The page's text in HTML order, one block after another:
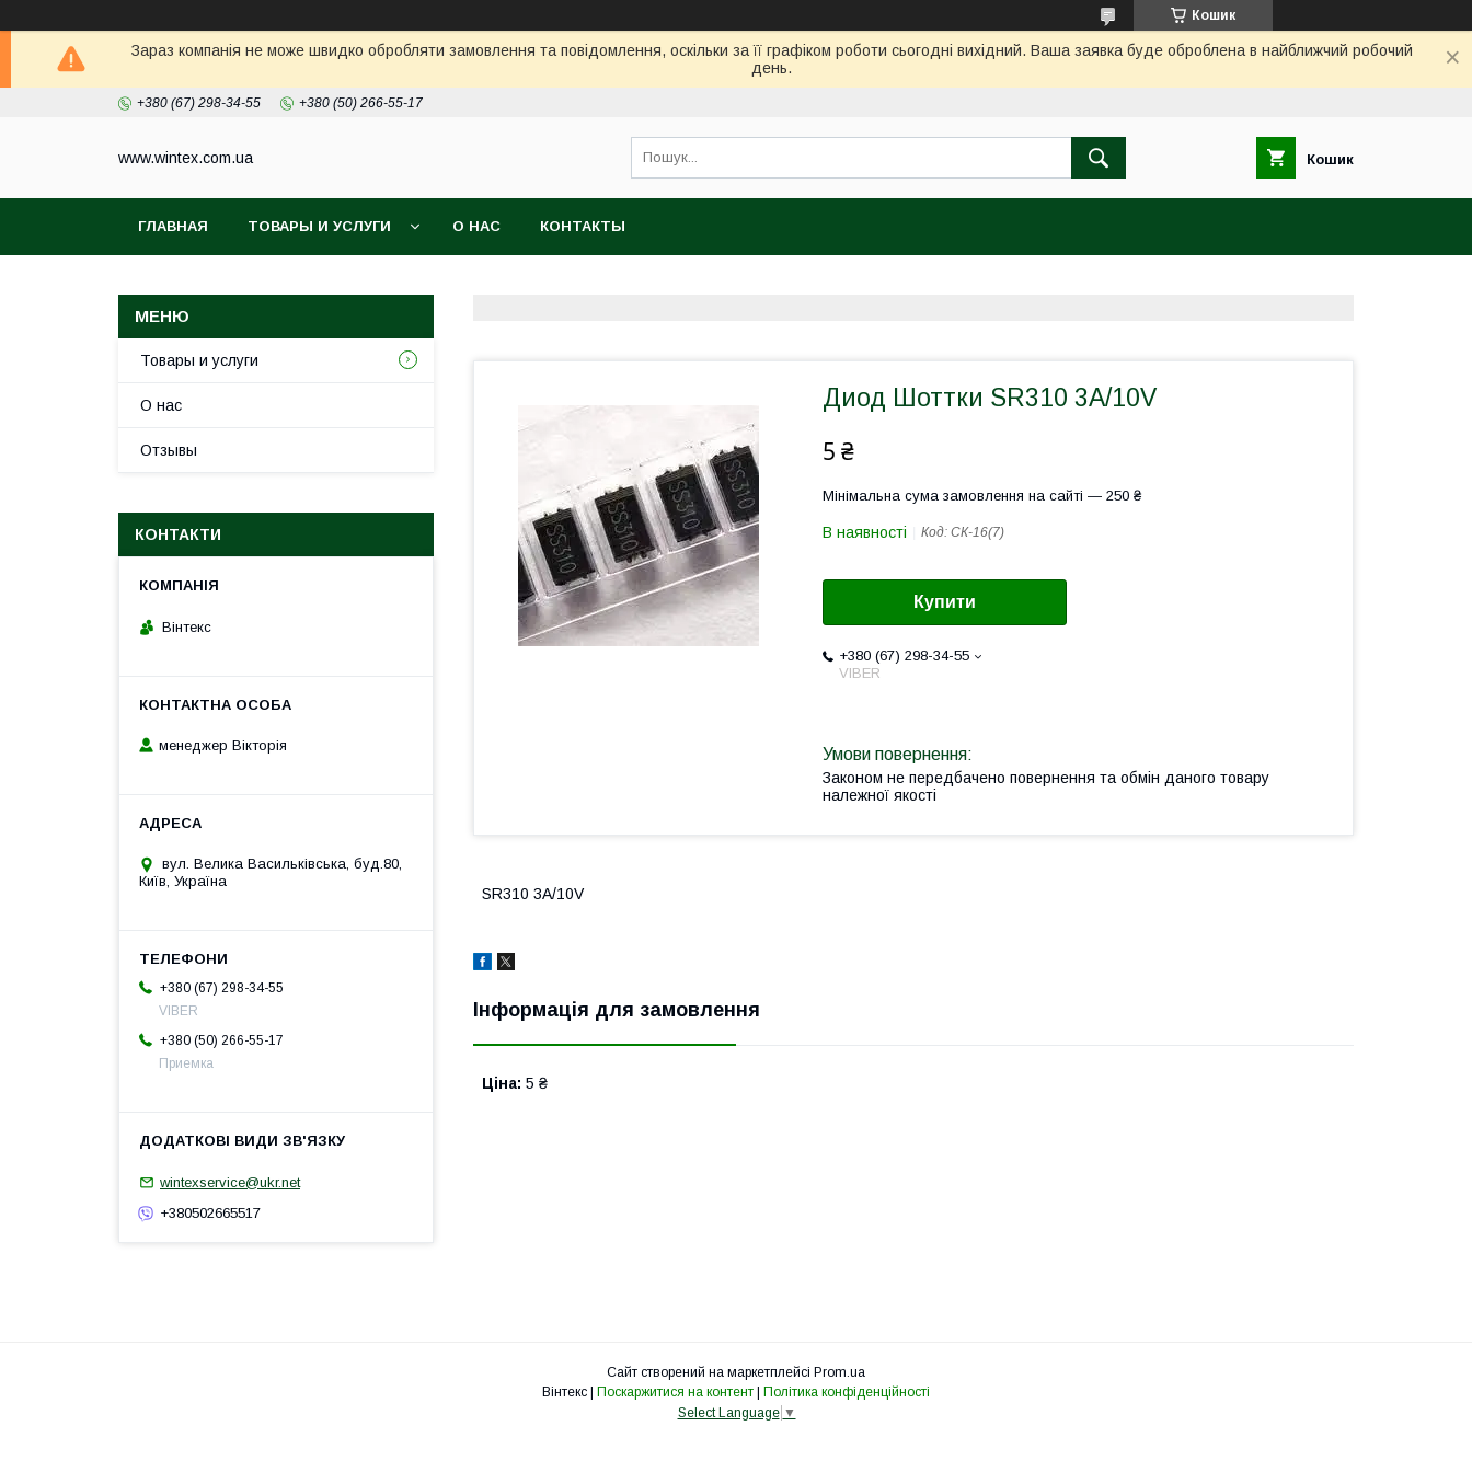
Кошик
Зараз компанія не може швидко обробляти замовлення та повідомлення, оскільки за її графіком роботи сьогодні вихідний. Ваша заявка буде оброблена в найближчий робочий
день.
+380 (67) 298-34-55 +380 (50) 266-55-17
www.wintex.com.ua Кошик
ГЛАВНАЯ ТОВАРЫ И УСЛУГИ О НАС КОНТАКТЫ
Диод Шоттки SR310 3A/10V
5 ₴
Мінімальна сума замовлення на сайті — 250 ₴
В наявності Код: CК-16(7)
Купити
+380 (67) 298-34-55
VIBER
Законом не передбачено повернення та обмін даного товару
належної якості
SR310 3A/10V
Інформація для замовлення
Ціна: 5 ₴
Товары и услуги
О нас
Отзывы
КОНТАКТИ
Вінтекс
менеджер Вікторія
вул. Велика Васильківська, буд.80,
Київ, Україна
+380 (67) 298-34-55
VIBER
+380 (50) 266-55-17
Приемка
wintexservice@ukr.net
+380502665517
Сайт створений на маркетплейсі Prom.ua
Поскаржитися на контент
Політика конфіденційності
Select Language ▼